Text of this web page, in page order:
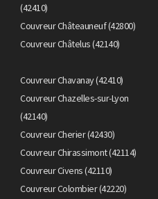
(42410)
Couvreur Châteauneuf (42800)
Couvreur Châtelus (42140)
Couvreur Chavanay (42410)
Couvreur Chazelles-sur-Lyon
(42140)
Couvreur Cherier (42430)
Couvreur Chirassimont (42114)
Couvreur Civens (42110)
Couvreur Colombier (42220)